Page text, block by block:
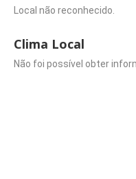
Local não reconhecido.
Clima Local
Não foi possível obter